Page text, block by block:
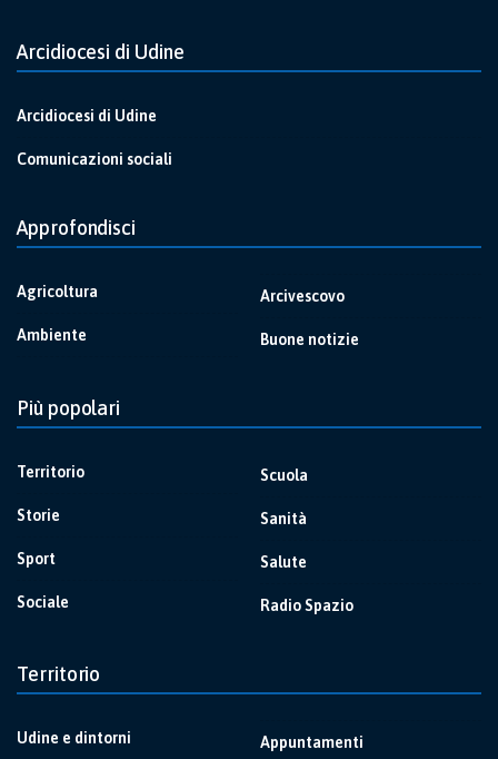
Arcidiocesi di Udine
Arcidiocesi di Udine
Comunicazioni sociali
Approfondisci
Agricoltura
Ambiente
Arcivescovo
Buone notizie
Più popolari
Territorio
Storie
Sport
Sociale
Scuola
Sanità
Salute
Radio Spazio
Territorio
Udine e dintorni Appuntamenti